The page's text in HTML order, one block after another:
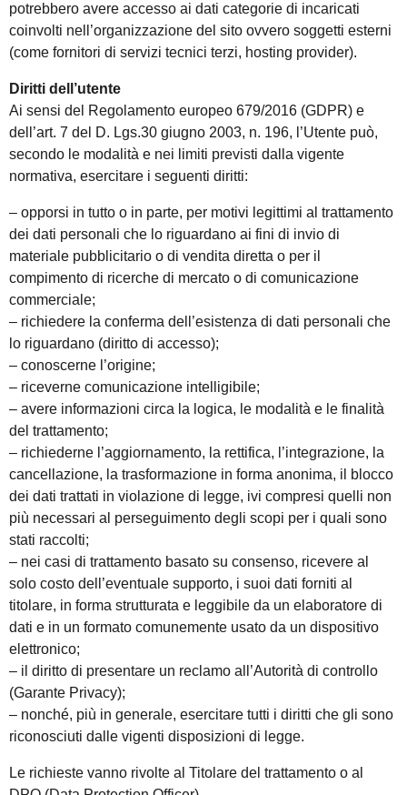
potrebbero avere accesso ai dati categorie di incaricati
coinvolti nell’organizzazione del sito ovvero soggetti esterni
(come fornitori di servizi tecnici terzi, hosting provider).
Diritti dell’utente
Ai sensi del Regolamento europeo 679/2016 (GDPR) e
dell’art. 7 del D. Lgs.30 giugno 2003, n. 196, l’Utente può,
secondo le modalità e nei limiti previsti dalla vigente
normativa, esercitare i seguenti diritti:
– opporsi in tutto o in parte, per motivi legittimi al trattamento
dei dati personali che lo riguardano ai fini di invio di
materiale pubblicitario o di vendita diretta o per il
compimento di ricerche di mercato o di comunicazione
commerciale;
– richiedere la conferma dell’esistenza di dati personali che
lo riguardano (diritto di accesso);
– conoscerne l’origine;
– riceverne comunicazione intelligibile;
– avere informazioni circa la logica, le modalità e le finalità
del trattamento;
– richiederne l’aggiornamento, la rettifica, l’integrazione, la
cancellazione, la trasformazione in forma anonima, il blocco
dei dati trattati in violazione di legge, ivi compresi quelli non
più necessari al perseguimento degli scopi per i quali sono
stati raccolti;
– nei casi di trattamento basato su consenso, ricevere al
solo costo dell’eventuale supporto, i suoi dati forniti al
titolare, in forma strutturata e leggibile da un elaboratore di
dati e in un formato comunemente usato da un dispositivo
elettronico;
– il diritto di presentare un reclamo all’Autorità di controllo
(Garante Privacy);
– nonché, più in generale, esercitare tutti i diritti che gli sono
riconosciuti dalle vigenti disposizioni di legge.
Le richieste vanno rivolte al Titolare del trattamento o al